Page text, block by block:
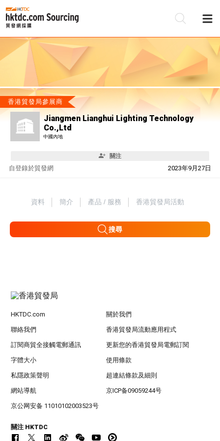
香港貿發局參展商
Jiangmen Lianghui Lighting Technology
Co.,Ltd
中國內地
關注
自 2023年9月27日
登錄於貿發網
資料 簡介 產品 / 服務 香港貿發局活動
搜尋
HKTDC.com 關於我們
聯絡我們 香港貿發局流動應用程式
訂閱商貿全接觸電郵通訊 更新您的香港貿發局電郵訂閱
字體大小 使用條款
私隱政策聲明 超連結條款及細則
網站導航 京ICP备09059244号
京公网安备 11010102003523号
關注 HKTDC